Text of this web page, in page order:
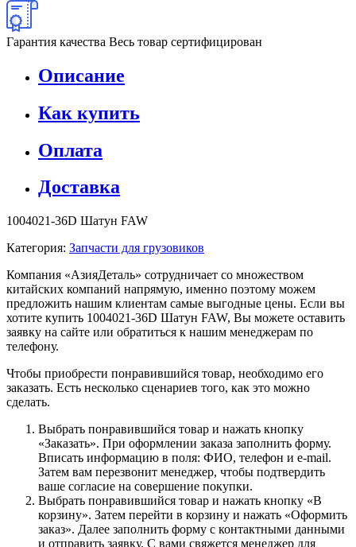
Гарантия качества Весь товар сертифицирован
Описание
Как купить
Оплата
Доставка
1004021-36D Шатун FAW
Категория: Запчасти для грузовиков
Компания «АзияДеталь» сотрудничает со множеством
китайских компаний напрямую, именно поэтому можем
предложить нашим клиентам самые выгодные цены. Если вы
хотите купить 1004021-36D Шатун FAW, Вы можете оставить
заявку на сайте или обратиться к нашим менеджерам по
телефону.
Чтобы приобрести понравившийся товар, необходимо его
заказать. Есть несколько сценариев того, как это можно
сделать.
Выбрать понравившийся товар и нажать кнопку
«Заказать». При оформлении заказа заполнить форму.
Вписать информацию в поля: ФИО, телефон и e-mail.
Затем вам перезвонит менеджер, чтобы подтвердить
ваше согласие на совершение покупки.
Выбрать понравившийся товар и нажать кнопку «В
корзину». Затем перейти в корзину и нажать «Оформить
заказ». Далее заполнить форму с контактными данными
и отправить заявку. С вами свяжется менеджер для